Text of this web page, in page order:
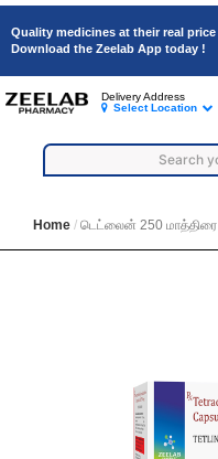
Quality medicines at their real price
Download the Zeelab App today !
Delivery Address
Select Location
Home டெட்லைன் 250 மாத்திரை